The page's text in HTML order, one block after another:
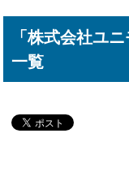
「株式会社ユ
一覧